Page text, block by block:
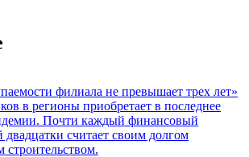
филиала не превышает трех лет»
в регионы приобретает в последнее
Почти каждый финансовый
двадцатки считает своим долгом
строительством.